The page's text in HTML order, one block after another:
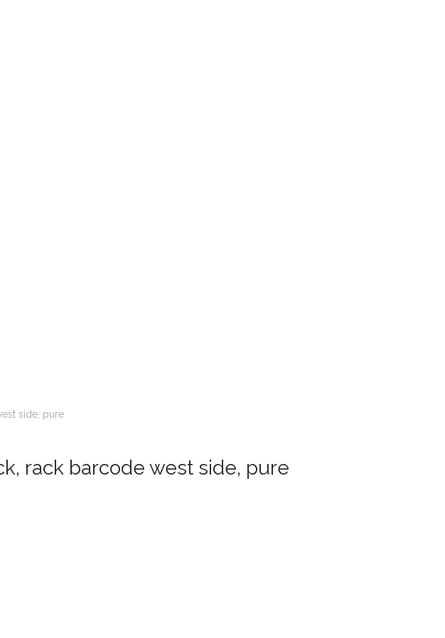
side, pure
rack barcode west side, pure